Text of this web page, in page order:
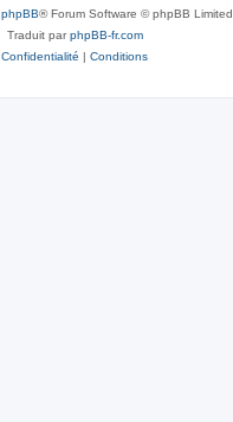
phpBB® Forum Software © phpBB Limited
Traduit parphpBB-fr.com
Confidentialité | Conditions